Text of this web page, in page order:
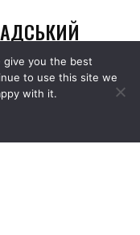
give you the best
to use this site we
with it.